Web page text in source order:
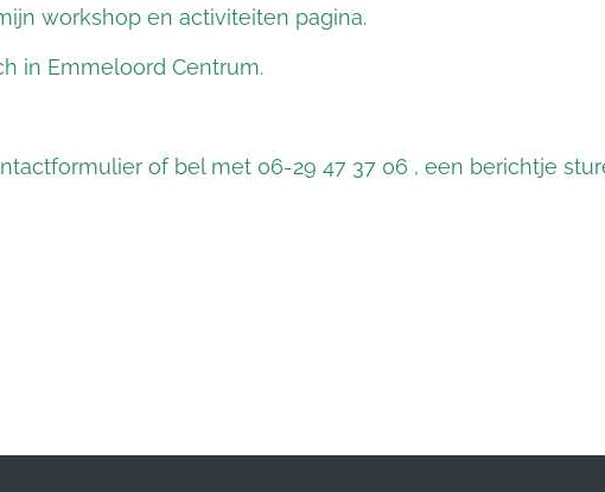
workshop en activiteiten pagina.
in Emmeloord Centrum.
of bel met 06-29 47 37 06 , een berichtje